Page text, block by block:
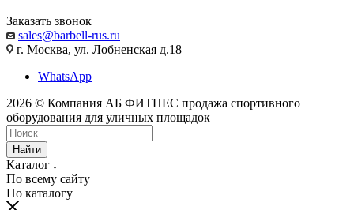
Заказать звонок
sales@barbell-rus.ru
г. Москва, ул. Лобненская д.18
WhatsApp
2026 © Компания АБ ФИТНЕС продажа спортивного
оборудования для уличных площадок
Найти
Каталог
По всему сайту
По каталогу